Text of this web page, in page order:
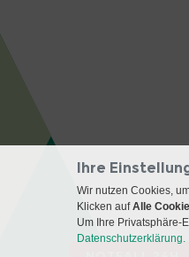
Ihre
Wir nutzen Cookies,
Klicken aufAlle
Um Ihre Privatsphäre-
Datenschutzerklärung.